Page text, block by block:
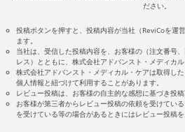
ださい。
投稿ボタンを押すと、投稿内容が当社（ReviCoを運
ます。
当社は、受信した投稿内容を、お客様の（注文番号
レス）とともに、株式会社アドバンスト・メディカル
株式会社アドバンスト・メディカル・ケアは取得し
個人情報と紐づけて利用することがあります。
レビュー投稿は、お客様の自主的な感想に基づき投
お客様が第三者からレビュー投稿の依頼を受けてい
を受けている等の場合があるときにはレビュー投稿を